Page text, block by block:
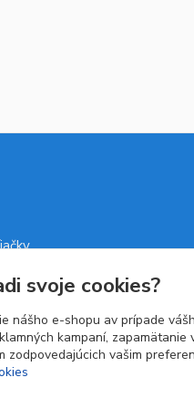
svoje cookies?
nášho e-shopu av prípade
kampaní, zapamätanie
vašim